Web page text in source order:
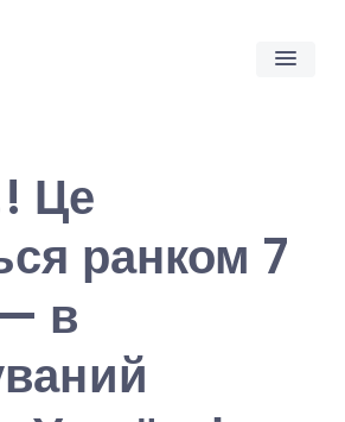
Це
ранком 7
в